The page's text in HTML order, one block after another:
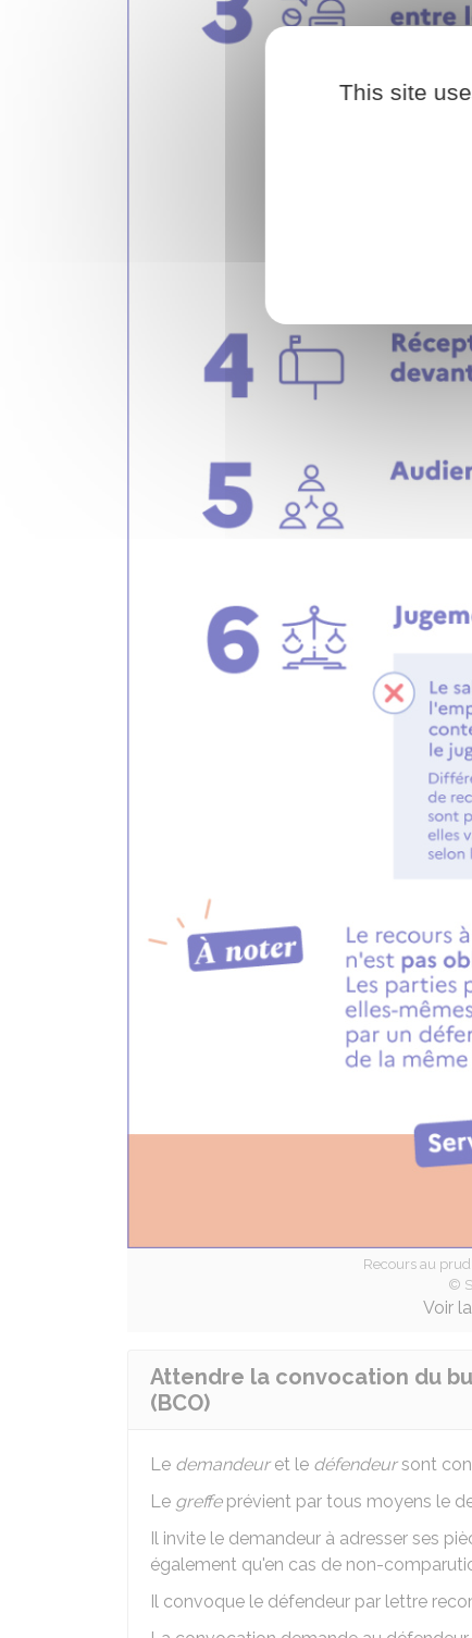
Recours au
©
Voir
Attendre la convocation du
(BCO)
Le demandeuret le défendeursont
Le greffeprévient par tous moyens le
Il invite le demandeur à adresser ses
également qu'en cas de non-
Il convoque le défendeur par lettre
This site